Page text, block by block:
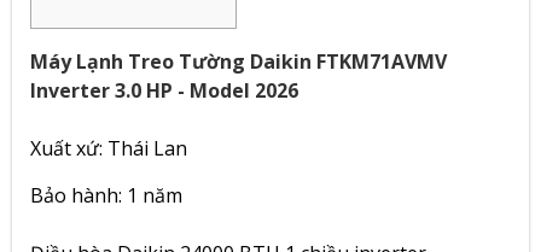
Máy Lạnh Treo Tường Daikin FTKM71AVMV
Inverter 3.0 HP - Model 2026
Xuất xứ: Thái Lan
Bảo hành: 1 năm